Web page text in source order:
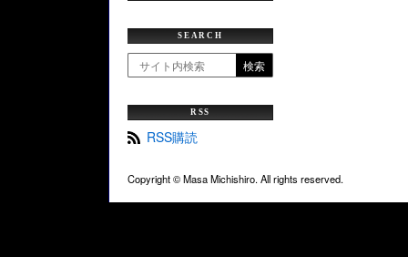
SEARCH
検索
RSS
RSS購読
Copyright ©Masa Michishiro. All rights reserved.